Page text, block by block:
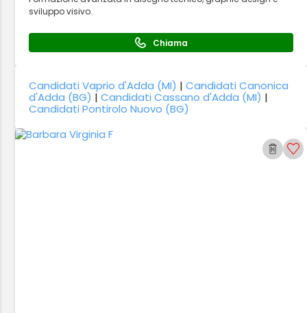
sviluppo visivo.
Chiama
Candidati Vaprio d'Adda (MI) |Candidati Canonica
d'Adda (BG) |Candidati Cassano d'Adda (MI) |
Candidati Pontirolo Nuovo (BG)